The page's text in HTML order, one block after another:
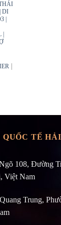
DI
|
|
QUỐC TẾ
108, Đường
Việt Nam
Trung,